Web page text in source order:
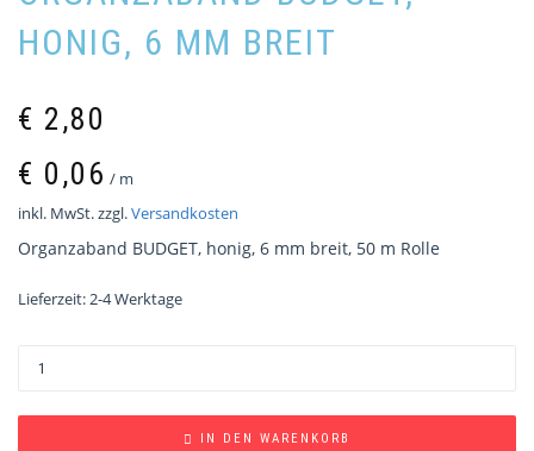
HONIG, 6 MM BREIT
€ 2,80
€ 0,06 / m
inkl. MwSt.zzgl.Versandkosten
Organzaband BUDGET, honig, 6 mm breit, 50 m Rolle
Lieferzeit:2-4 Werktage
IN DEN WARENKORB